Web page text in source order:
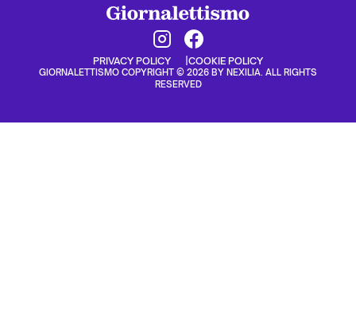
PRIVACY POLICY COOKIE POLICY
GIORNALETTISMO COPYRIGHT © 2026 BY NEXILIA. ALL RIGHTS
RESERVED